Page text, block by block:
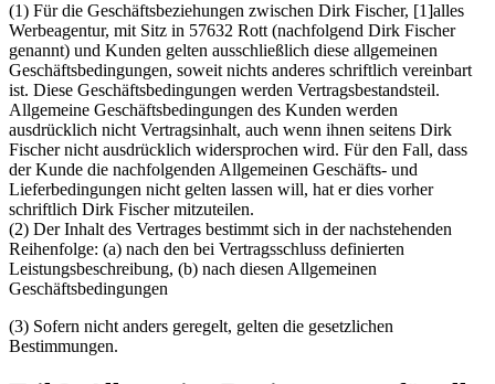
(1) Für die Geschäftsbeziehungen zwischen Dirk Fischer, [1]alles
Werbeagentur, mit Sitz in 57632 Rott (nachfolgend Dirk Fischer
genannt) und Kunden gelten ausschließlich diese allgemeinen
Geschäftsbedingungen, soweit nichts anderes schriftlich vereinbart
ist. Diese Geschäftsbedingungen werden Vertragsbestandsteil.
Allgemeine Geschäftsbedingungen des Kunden werden
ausdrücklich nicht Vertragsinhalt, auch wenn ihnen seitens Dirk
Fischer nicht ausdrücklich widersprochen wird. Für den Fall, dass
der Kunde die nachfolgenden Allgemeinen Geschäfts- und
Lieferbedingungen nicht gelten lassen will, hat er dies vorher
schriftlich Dirk Fischer mitzuteilen.
(2) Der Inhalt des Vertrages bestimmt sich in der nachstehenden
Reihenfolge: (a) nach den bei Vertragsschluss definierten
Leistungsbeschreibung, (b) nach diesen Allgemeinen
Geschäftsbedingungen
(3) Sofern nicht anders geregelt, gelten die gesetzlichen
Bestimmungen.